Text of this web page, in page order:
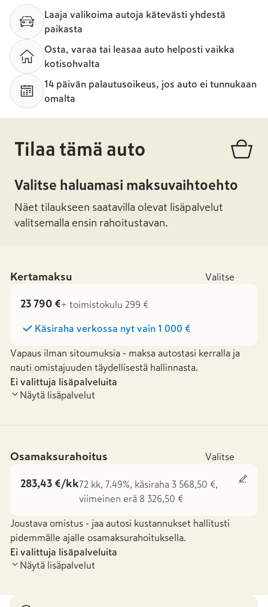
Laaja valikoima autoja kätevästi yhdestä
paikasta
Osta, varaa tai leasaa auto helposti vaikka
kotisohvalta
14 päivän palautusoikeus, jos auto ei tunnukaan
omalta
Tilaa tämä auto
Valitse haluamasi maksuvaihtoehto
Näet tilaukseen saatavilla olevat lisäpalvelut
valitsemalla ensin rahoitustavan.
Kertamaksu Valitse
23 790 €+ toimistokulu 299 €
Käsiraha verkossa nyt vain 1 000 €
Vapaus ilman sitoumuksia - maksa autostasi kerralla ja
nauti omistajuuden täydellisestä hallinnasta.
Ei valittuja lisäpalveluita
Näytä lisäpalvelut
Osamaksurahoitus Valitse
283,43 €/kk72 kk, 7.49%, käsiraha 3 568,50 €,
viimeinen erä 8 326,50 €
Joustava omistus - jaa autosi kustannukset hallitusti
pidemmälle ajalle osamaksurahoituksella.
Ei valittuja lisäpalveluita
Näytä lisäpalvelut